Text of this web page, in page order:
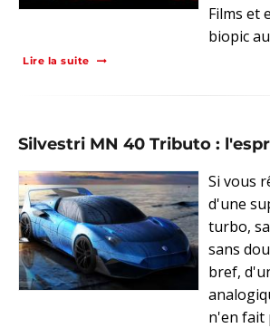
Films et
biopic
Lire la suite
Silvestri MN 40 Tributo :
Si vous
d'une
turbo,
sans
bref,
n'en fait